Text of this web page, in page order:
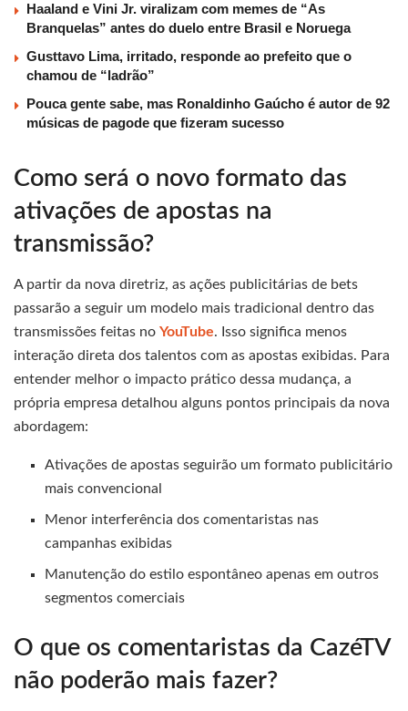
Haaland e Vini Jr. viralizam com memes de “As
Branquelas” antes do duelo entre Brasil e Noruega
Gusttavo Lima, irritado, responde ao prefeito que o
chamou de “ladrão”
Pouca gente sabe, mas Ronaldinho Gaúcho é autor de 92
músicas de pagode que fizeram sucesso
Como será o novo formato das
ativações de apostas na
transmissão?
A partir da nova diretriz, as ações publicitárias de bets
passarão a seguir um modelo mais tradicional dentro das
transmissões feitas no YouTube. Isso significa menos
interação direta dos talentos com as apostas exibidas. Para
entender melhor o impacto prático dessa mudança, a
própria empresa detalhou alguns pontos principais da nova
abordagem:
Ativações de apostas seguirão um formato publicitário
mais convencional
Menor interferência dos comentaristas nas
campanhas exibidas
Manutenção do estilo espontâneo apenas em outros
segmentos comerciais
O que os comentaristas da CazéTV
não poderão mais fazer?